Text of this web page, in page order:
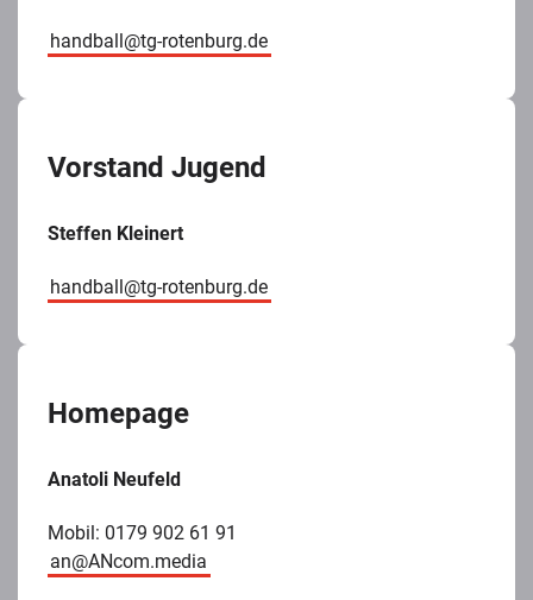
handball@tg-rotenburg.de
Vorstand Jugend
Steffen Kleinert
handball@tg-rotenburg.de
Homepage
Anatoli Neufeld
Mobil: 0179 902 61 91
an@ANcom.media